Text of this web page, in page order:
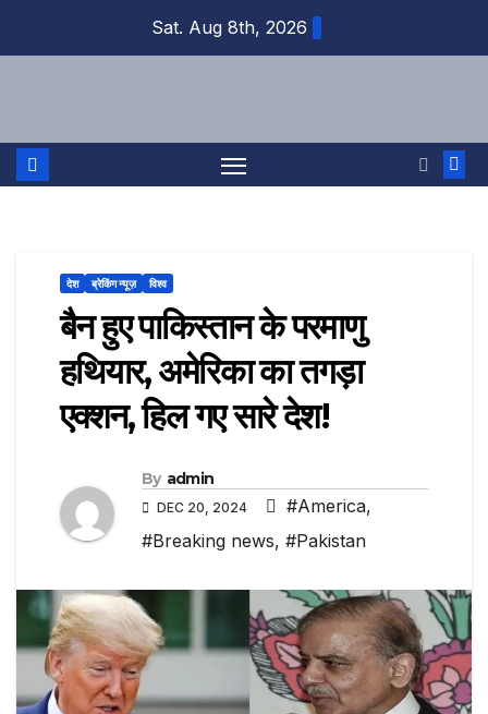
Sat. Aug 8th, 2026
देश ब्रेकिंग न्यूज़ विश्व
बैन हुए पाकिस्तान के परमाणु
हथियार, अमेरिका का तगड़ा
एक्शन, हिल गए सारे देश!
By admin
DEC 20, 2024 #America,
#Breaking news, #Pakistan